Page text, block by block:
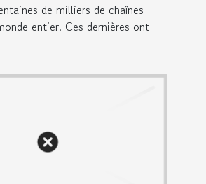
de milliers de chaînes
entier. Ces dernières ont